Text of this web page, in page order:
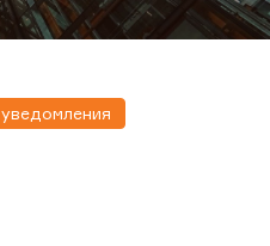
уведомления